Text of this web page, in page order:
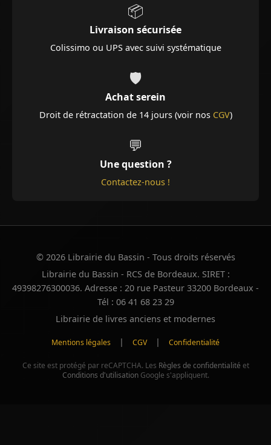
📦
Livraison sécurisée
Colissimo ou UPS avec suivi systématique
🛡️
Achat serein
Droit de rétractation de 14 jours (voir nos CGV)
💬
Une question ?
Contactez-nous !
© 2026 Librairie du Bassin - Tous droits réservés
Librairie du Bassin - RCS de Bordeaux. SIRET :
49398276300036. Adresse : 20 rue Pasteur 33200 Bordeaux -
Tél : 06 41 68 23 29
Librairie de livres anciens et modernes
Mentions légales | CGV | Confidentialité
Ce site est protégé par reCAPTCHA. Les Règles de confidentialité et
Conditions d'utilisationGoogle s'appliquent.